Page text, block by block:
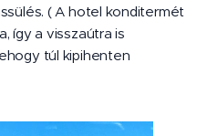
( A hotel konditermét
így a visszaútra is
túl kipihenten